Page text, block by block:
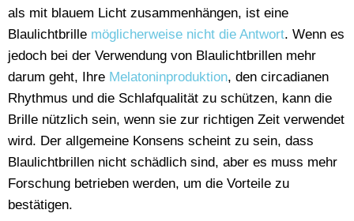
als mit blauem Licht zusammenhängen, ist eine
Blaulichtbrille möglicherweise nicht die Antwort. Wenn es
jedoch bei der Verwendung von Blaulichtbrillen mehr
darum geht, Ihre Melatoninproduktion, den circadianen
Rhythmus und die Schlafqualität zu schützen, kann die
Brille nützlich sein, wenn sie zur richtigen Zeit verwendet
wird. Der allgemeine Konsens scheint zu sein, dass
Blaulichtbrillen nicht schädlich sind, aber es muss mehr
Forschung betrieben werden, um die Vorteile zu
bestätigen.